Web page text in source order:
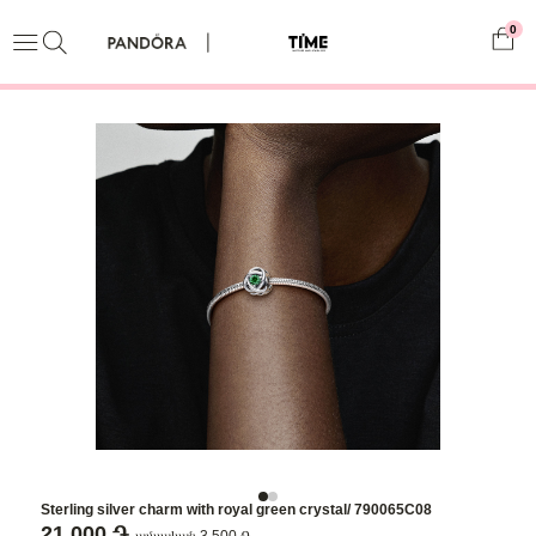
0
Sterling silver charm with royal green crystal/ 790065C08